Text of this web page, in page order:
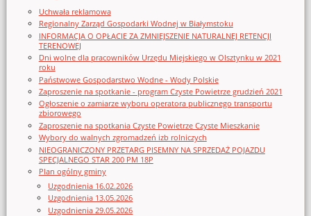
Uchwała reklamowa
Regionalny Zarząd Gospodarki Wodnej w Białymstoku
INFORMACJA O OPŁACIE ZA ZMNIEJSZENIE NATURALNEJ RETENCJI
TERENOWEJ
Dni wolne dla pracowników Urzędu Miejskiego w Olsztynku w 2021
roku
Państwowe Gospodarstwo Wodne - Wody Polskie
Zaproszenie na spotkanie - program Czyste Powietrze grudzień 2021
Ogłoszenie o zamiarze wyboru operatora publicznego transportu
zbiorowego
Zaproszenie na spotkania Czyste Powietrze Czyste Mieszkanie
Wybory do walnych zgromadzeń izb rolniczych
NIEOGRANICZONY PRZETARG PISEMNY NA SPRZEDAŻ POJAZDU
SPECJALNEGO STAR 200 PM 18P
Plan ogólny gminy
Uzgodnienia 16.02.2026
Uzgodnienia 13.05.2026
Uzgodnienia 29.05.2026